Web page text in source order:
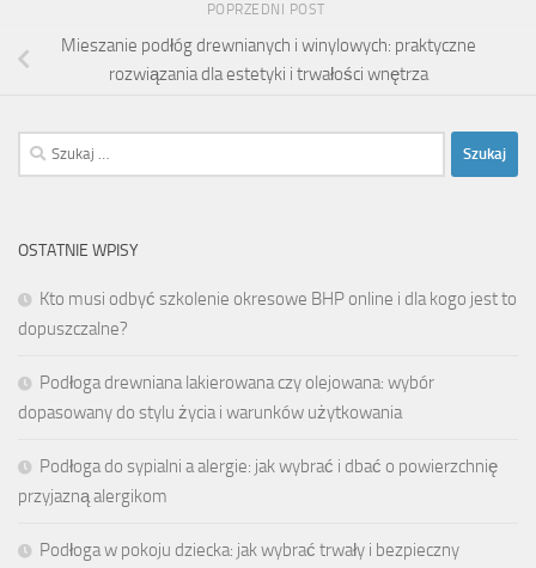
POPRZEDNI POST
Mieszanie podłóg drewnianych i winylowych: praktyczne
rozwiązania dla estetyki i trwałości wnętrza
Szukaj:
OSTATNIE WPISY
Kto musi odbyć szkolenie okresowe BHP online i dla kogo jest to
dopuszczalne?
Podłoga drewniana lakierowana czy olejowana: wybór
dopasowany do stylu życia i warunków użytkowania
Podłoga do sypialni a alergie: jak wybrać i dbać o powierzchnię
przyjazną alergikom
Podłoga w pokoju dziecka: jak wybrać trwały i bezpieczny